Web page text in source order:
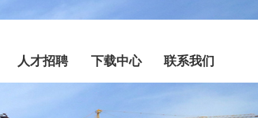
人才招聘 下载中心 联系我们